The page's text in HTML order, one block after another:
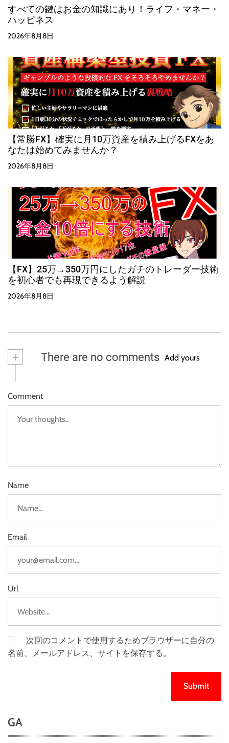
すべての鍵はお金の知識にあり！ライフ・マネー・
ハッピネス
2026年8月8日
【常勝FX】確実に月10万資産を積み上げるFXをあ
なたは始めてみませんか？
2026年8月8日
【FX】25万→350万円にしたガチのトレーダー技術
を初心者でも再現できるよう解説
2026年8月8日
+ There are no comments Add yours
Comment
Name
Email
Url
次回のコメントで使用するためブラウザーに自分の
名前、メールアドレス、サイトを保存する。
GA